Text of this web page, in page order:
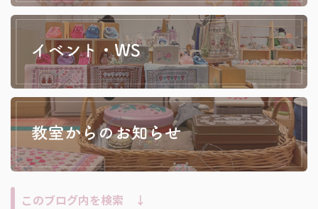
このブログ内を検索 ↓